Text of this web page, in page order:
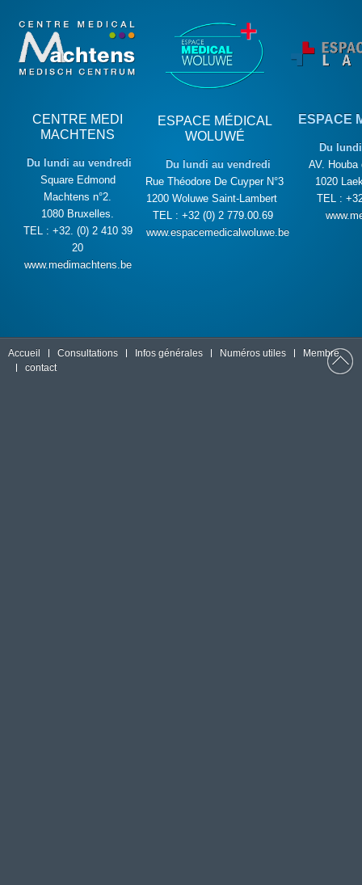
CENTRE MEDI
MACHTENS
Du lundi au vendredi
Square Edmond
Machtens n°2.
1080 Bruxelles.
TEL : +32. (0) 2 410 39
20
www.medimachtens.be
ESPACE MÉDICAL
WOLUWÉ
Du lundi au vendredi
Rue Théodore De Cuyper N°3
1200 Woluwe Saint-Lambert
TEL : +32 (0) 2 779.00.69
www.espacemedicalwoluwe.be
ESPACE
Du
AV. Houba
1020
TEL :
Accueil Consultations Infos générales Numéros utiles
Membre
contact